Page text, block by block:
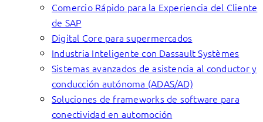
Comercio Rápido para la Experiencia del Cliente
de SAP
Digital Core para supermercados
Industria Inteligente con Dassault Systèmes
Sistemas avanzados de asistencia al conductor y
conducción autónoma (ADAS/AD)
Soluciones de frameworks de software para
conectividad en automoción